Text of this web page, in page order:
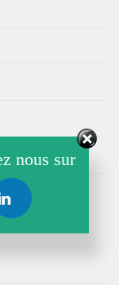
nous sur